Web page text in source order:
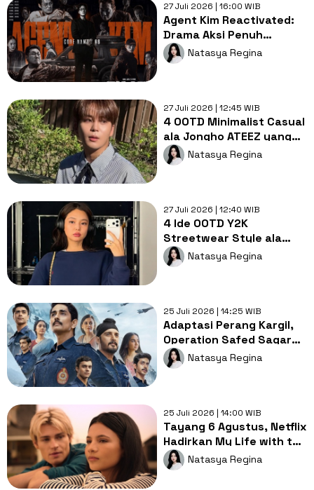
27 Juli 2026 | 16:00 WIB
Agent Kim Reactivated:
Drama Aksi Penuh
Strategi dengan Eksekusi
Gokil!
Natasya Regina
27 Juli 2026 | 12:45 WIB
4 OOTD Minimalist Casual
ala Jongho ATEEZ yang
Cocok Dipakai Kapan
Saja!
Natasya Regina
27 Juli 2026 | 12:40 WIB
4 Ide OOTD Y2K
Streetwear Style ala
Jennie BLACKPINK yang
Cozy dan Trendi!
Natasya Regina
25 Juli 2026 | 14:25 WIB
Adaptasi Perang Kargil,
Operation Safed Sagar
Tayang 7 Agustus di
Netflix
Natasya Regina
25 Juli 2026 | 14:00 WIB
Tayang 6 Agustus, Netflix
Hadirkan My Life with the
Walter Boys Season 3
Natasya Regina